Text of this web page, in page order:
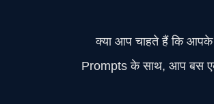
क्या आप चाहते हैं कि आपके
Prompts के साथ, आप बस एक